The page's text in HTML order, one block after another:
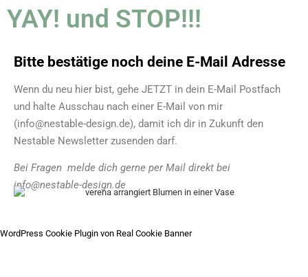
YAY! und STOP!!!
Bitte bestätige noch deine E-Mail Adresse
Wenn du neu hier bist, gehe JETZT in dein E-Mail Postfach
und halte Ausschau nach einer E-Mail von mir
(info@nestable-design.de), damit ich dir in Zukunft den
Nestable Newsletter zusenden darf.
Bei Fragen melde dich gerne per Mail direkt bei
info@nestable-design.de
WordPress Cookie Plugin von Real Cookie Banner